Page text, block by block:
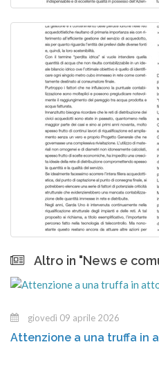
Altro in "News e
09 aprile 2026
a una truffa in atto!